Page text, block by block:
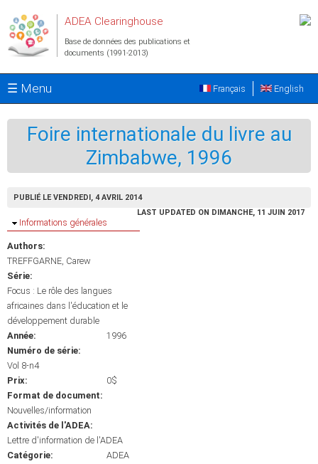
ADEA Clearinghouse
Base de données des publications et
documents (1991-2013)
☰ Menu English
Français
Foire internationale du livre au
Zimbabwe, 1996
PUBLIÉ LE VENDREDI, 4 AVRIL 2014
LAST UPDATED ON DIMANCHE, 11 JUIN 2017
Masquer
Informations générales
Authors:
TREFFGARNE, Carew
Série:
Focus : Le rôle des langues
africaines dans l'éducation et le
développement durable
Année:
1996
Numéro de série:
Vol 8-n4
Prix:
0$
Format de document:
Nouvelles/information
Activités de l'ADEA:
Lettre d'information de l'ADEA
Catégorie:
ADEA